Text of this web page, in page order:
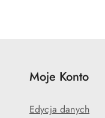
Moje Konto
Edycja danych